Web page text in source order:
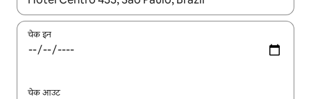
चेक इन
चेक आउट